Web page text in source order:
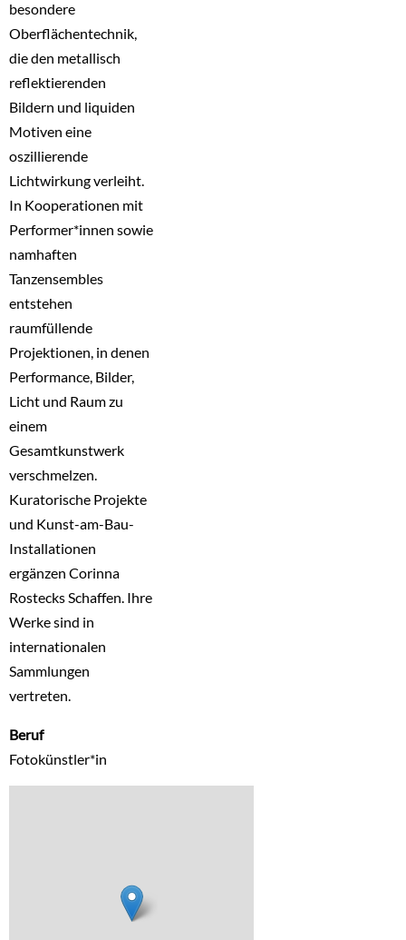
besondere
Oberflächentechnik,
die den metallisch
reflektierenden
Bildern und liquiden
Motiven eine
oszillierende
Lichtwirkung verleiht.
In Kooperationen mit
Performer*innen sowie
namhaften
Tanzensembles
entstehen
raumfüllende
Projektionen, in denen
Performance, Bilder,
Licht und Raum zu
einem
Gesamtkunstwerk
verschmelzen.
Kuratorische Projekte
und Kunst-am-Bau-
Installationen
ergänzen Corinna
Rostecks Schaffen. Ihre
Werke sind in
internationalen
Sammlungen
vertreten.
Beruf
Fotokünstler*in